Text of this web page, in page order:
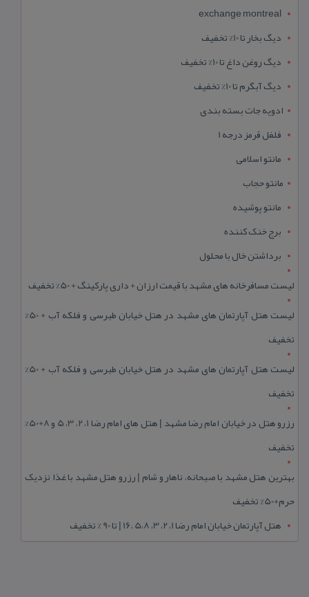
exchange montreal
دیگ بخار تا 10% تخفیف
دیگ روغن داغ تا 10% تخفیف
دیگ آبگرم تا 10% تخفیف
ادویه جات بسته بندی
فلفل قرمز درجه 1
مانتو اسلامی
مانتو حجاب
مانتو پوشیده
برج خنک کننده
برداشتن خال با محلول
لیست مسافرخانه های مشهد با قیمت ارزان + داری پارکینگ + 50% تخفیف
لیست هتل آپارتمان های مشهد در هتل خیابان طبرسی و فلکه آب + 50%
تخفیف
لیست هتل آپارتمان های مشهد در هتل خیابان طبرسی و فلکه آب + 50%
تخفیف
رزرو هتل در خیابان امام رضا مشهد | هتل‌ های امام رضا 1، 2، 3، 5 و 8+50%
تخفیف
بهترین هتل مشهد با صبحانه، ناهار و شام | رزرو هتل مشهد با غذا نزدیک
حرم+50% تخفیف
هتل آپارتمان خیابان امام رضا 1، 2، 3، 5،8 ،16 | تا 90 % تخفیف